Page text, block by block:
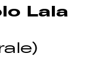
Lala